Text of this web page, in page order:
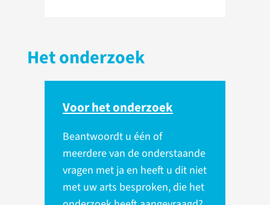
Het onderzoek
Voor het onderzoek
Beantwoordt u één of
meerdere van de onderstaande
vragen met ja en heeft u dit niet
met uw arts besproken, die het